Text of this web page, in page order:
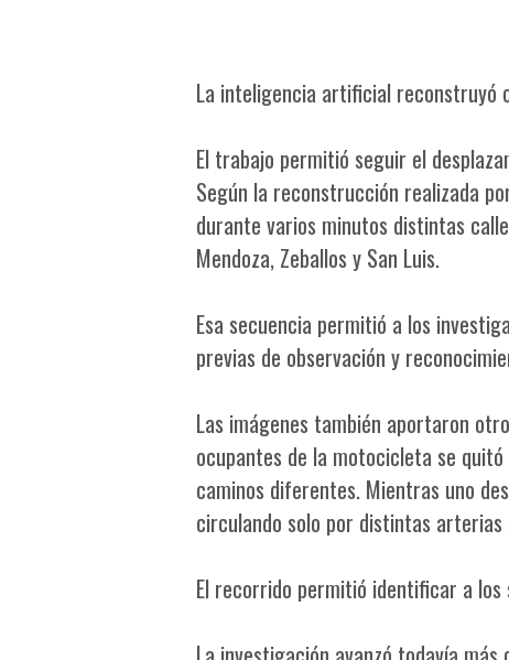
La inteligencia artificial reconstruyó
El trabajo permitió seguir el
Según la reconstrucción realizada
durante varios minutos distintas
Mendoza, Zeballos y San Luis.
Esa secuencia permitió a los
previas de observación y
Las imágenes también aportaron
ocupantes de la motocicleta se
caminos diferentes. Mientras uno
circulando solo por distintas
El recorrido permitió identificar a los